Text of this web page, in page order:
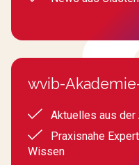
wvib-
Aktuelles aus der
Praxisnahe
Wissen